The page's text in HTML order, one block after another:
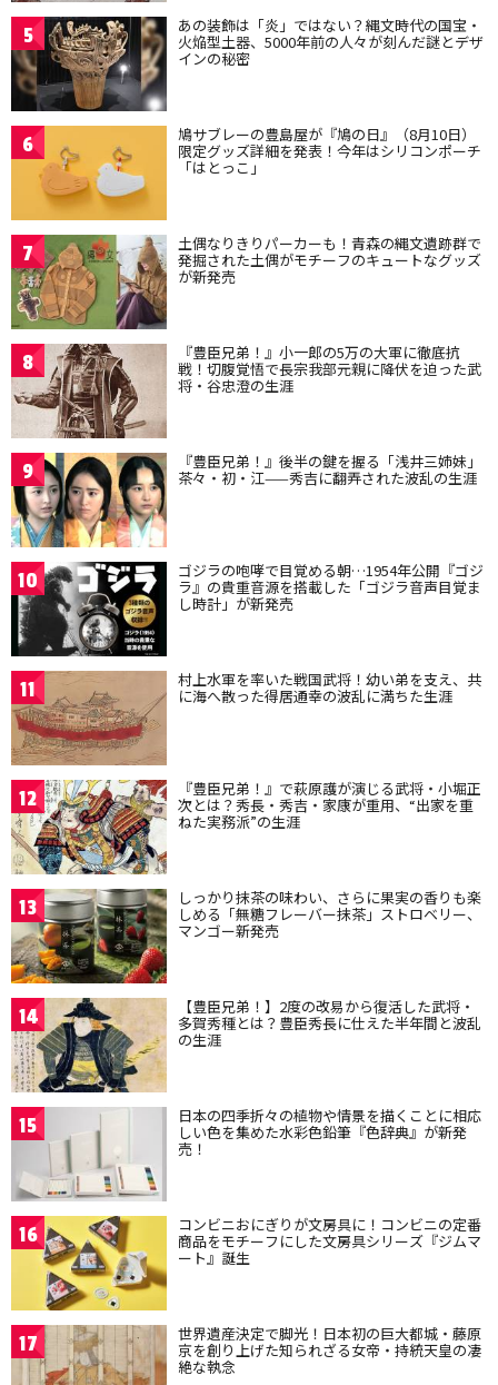
5 あの装飾は「炎」ではない？縄文時代の国宝・
火焔型土器、5000年前の人々が刻んだ謎とデザ
インの秘密
6 鳩サブレーの豊島屋が『鳩の日』（8月10日）
限定グッズ詳細を発表！今年はシリコンポーチ
「はとっこ」
7 土偶なりきりパーカーも！青森の縄文遺跡群で
発掘された土偶がモチーフのキュートなグッズ
が新発売
8 『豊臣兄弟！』小一郎の5万の大軍に徹底抗
戦！切腹覚悟で長宗我部元親に降伏を迫った武
将・谷忠澄の生涯
9 『豊臣兄弟！』後半の鍵を握る「浅井三姉妹」
茶々・初・江——秀吉に翻弄された波乱の生涯
10 ゴジラの咆哮で目覚める朝…1954年公開『ゴジ
ラ』の貴重音源を搭載した「ゴジラ音声目覚ま
し時計」が新発売
11 村上水軍を率いた戦国武将！幼い弟を支え、共
に海へ散った得居通幸の波乱に満ちた生涯
12 『豊臣兄弟！』で萩原護が演じる武将・小堀正
次とは？秀長・秀吉・家康が重用、“出家を重
ねた実務派”の生涯
13 しっかり抹茶の味わい、さらに果実の香りも楽
しめる「無糖フレーバー抹茶」ストロベリー、
マンゴー新発売
14 【豊臣兄弟！】2度の改易から復活した武将・
多賀秀種とは？豊臣秀長に仕えた半年間と波乱
の生涯
15 日本の四季折々の植物や情景を描くことに相応
しい色を集めた水彩色鉛筆『色辞典』が新発
売！
16 コンビニおにぎりが文房具に！コンビニの定番
商品をモチーフにした文房具シリーズ『ジムマ
ート』誕生
17 世界遺産決定で脚光！日本初の巨大都城・藤原
京を創り上げた知られざる女帝・持統天皇の凄
絶な執念